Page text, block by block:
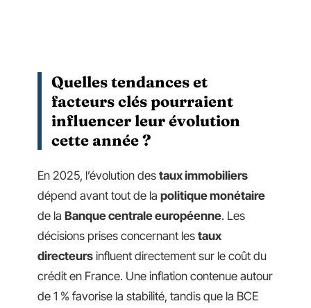
Quelles tendances et
facteurs clés pourraient
influencer leur évolution
cette année ?
En 2025, l’évolution des taux immobiliers
dépend avant tout de la politique monétaire
de la Banque centrale européenne. Les
décisions prises concernant les taux
directeurs influent directement sur le coût du
crédit en France. Une inflation contenue autour
de 1 % favorise la stabilité, tandis que la BCE